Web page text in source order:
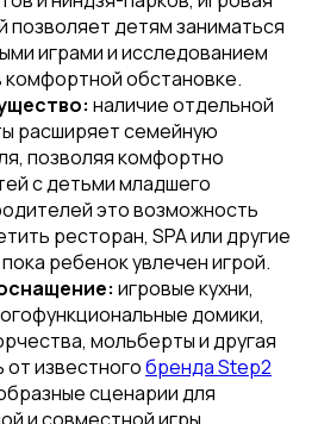
позволяет детям заниматься
играми и исследованием
обстановке.
наличие отдельной
расширяет семейную
позволяя комфортно
с детьми младшего
это возможность
ресторан, SPA или другие
ребенок увлечен игрой.
игровые кухни,
домики,
мольберты и другая
известногобренда Step2
сценарии для